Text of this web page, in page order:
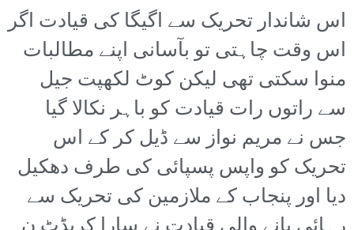
اس شاندار تحریک سے اگیگا کی قیادت اگر
اس وقت چاہتی تو بآسانی اپنے مطالبات
منوا سکتی تھی لیکن کوٹ لکھپت جیل
سے راتوں رات قیادت کو باہر نکالا گیا
جس نے مریم نواز سے ڈیل کر کے اس
تحریک کو واپس پسپائی کی طرف دھکیل
دیا اور پنجاب کے ملازمین کی تحریک سے